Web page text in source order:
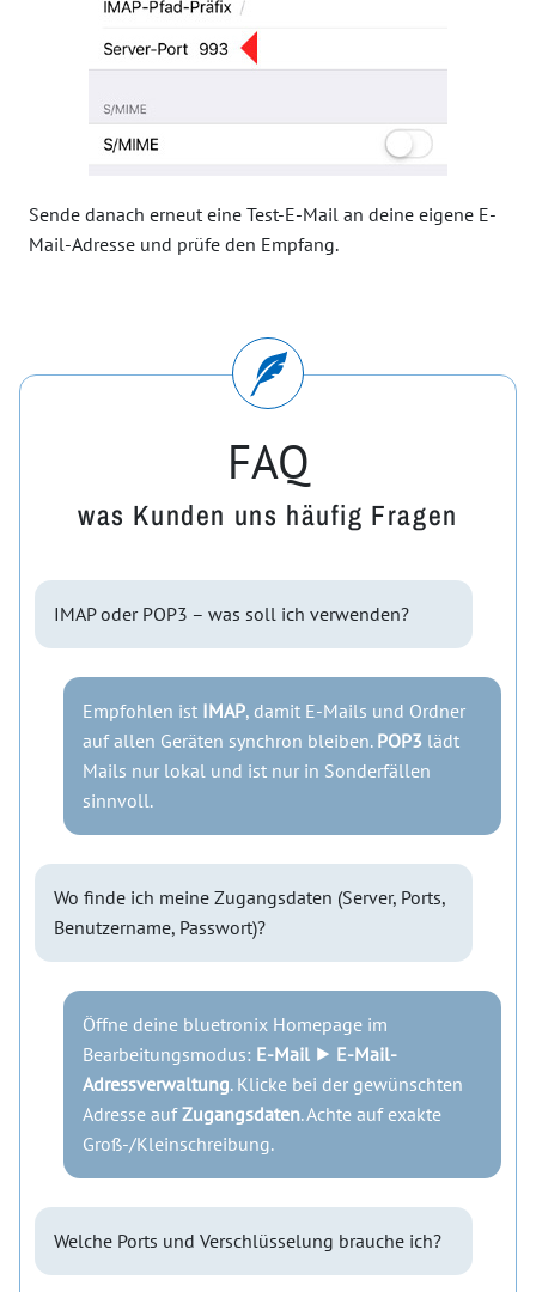
Sende danach erneut eine Test-E-Mail an deine eigene E-
Mail-Adresse und prüfe den Empfang.
FAQ
was Kunden uns häufig Fragen
IMAP oder POP3 – was soll ich verwenden?
Empfohlen ist IMAP, damit E-Mails und Ordner
auf allen Geräten synchron bleiben. POP3 lädt
Mails nur lokal und ist nur in Sonderfällen
sinnvoll.
Wo finde ich meine Zugangsdaten (Server, Ports,
Benutzername, Passwort)?
Öffne deine bluetronix Homepage im
Bearbeitungsmodus: E-Mail ⯈ E-Mail-
Adressverwaltung. Klicke bei der gewünschten
Adresse aufZugangsdaten. Achte auf exakte
Groß-/Kleinschreibung.
Welche Ports und Verschlüsselung brauche ich?